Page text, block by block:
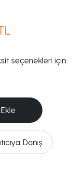
seçenekleri için
Danış